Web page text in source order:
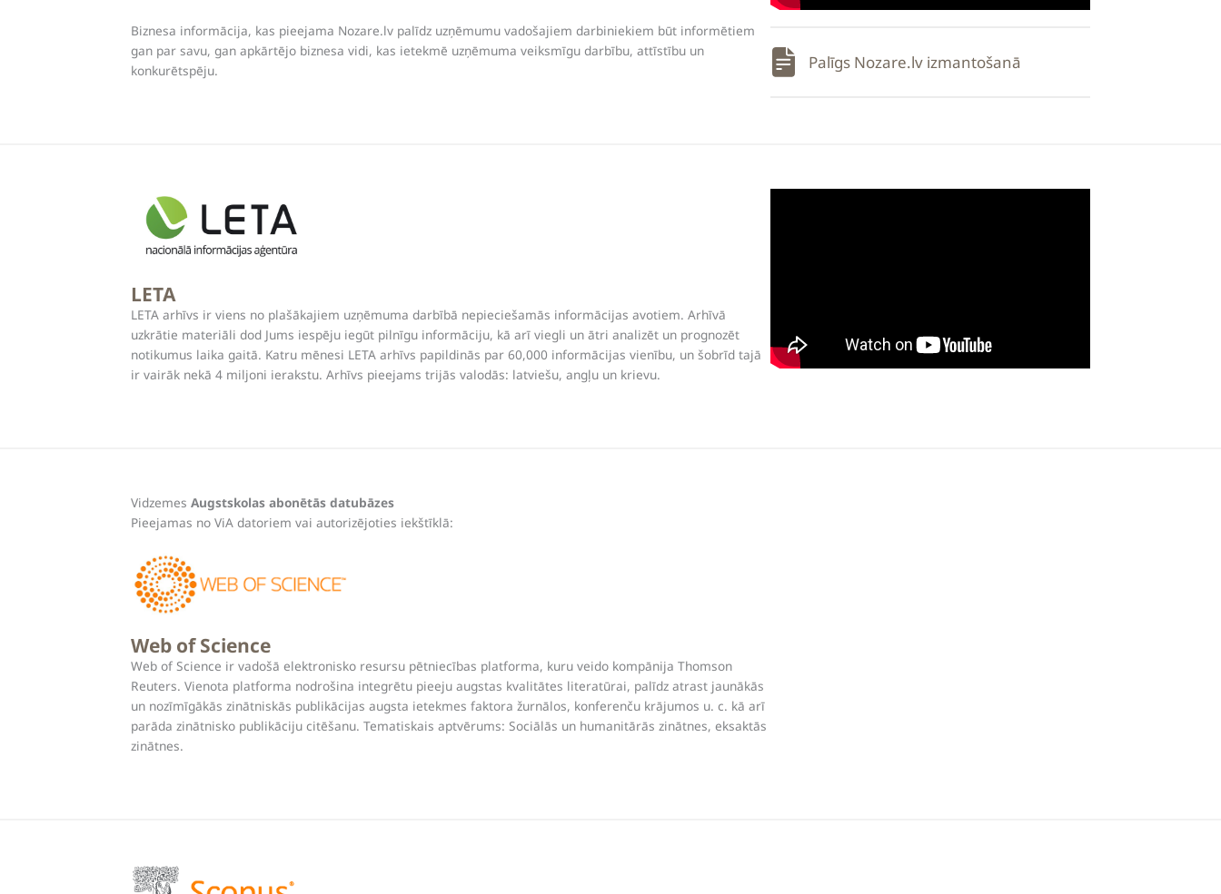
Biznesa informācija, kas pieejama Nozare.lv palīdz uzņēmumu vadošajiem darbiniekiem būt informētiem
gan par savu, gan apkārtējo biznesa vidi, kas ietekmē uzņēmuma veiksmīgu darbību, attīstību un
konkurētspēju.
Palīgs Nozare.lv izmantošanā
LETA
LETA arhīvs ir viens no plašākajiem uzņēmuma darbībā nepieciešamās informācijas avotiem. Arhīvā
uzkrātie materiāli dod Jums iespēju iegūt pilnīgu informāciju, kā arī viegli un ātri analizēt un prognozēt
notikumus laika gaitā. Katru mēnesi LETA arhīvs papildinās par 60,000 informācijas vienību, un šobrīd tajā
ir vairāk nekā 4 miljoni ierakstu. Arhīvs pieejams trijās valodās: latviešu, angļu un krievu.
VidzemesAugstskolas abonētās datubāzes
Pieejamas no ViA datoriem vai autorizējoties iekštīklā:
Web of Science
Web of Science ir vadošā elektronisko resursu pētniecības platforma, kuru veido kompānija Thomson
Reuters. Vienota platforma nodrošina integrētu pieeju augstas kvalitātes literatūrai, palīdz atrast jaunākās
un nozīmīgākās zinātniskās publikācijas augsta ietekmes faktora žurnālos, konferenču krājumos u. c. kā arī
parāda zinātnisko publikāciju citēšanu. Tematiskais aptvērums: Sociālās un humanitārās zinātnes, eksaktās
zinātnes.